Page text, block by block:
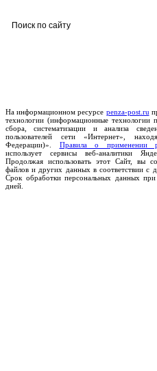
На информационном ресурсе penza-post.ru
технологии (информационные технологии
сбора, систематизации и анализа
пользователей сети «Интернет»,
Федерации)». Правила о применении
использует сервисы веб-аналитики
Продолжая использовать этот Сайт, вы
файлов и других данных в соответствии с
Срок обработки персональных данных
дней.